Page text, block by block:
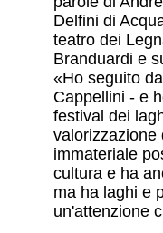
Delfini di
teatro dei
Branduardi e
«Ho seguito
Cappellini - e
festival dei
valorizzazione
immateriale
cultura e ha
ma ha laghi e
un'attenzione